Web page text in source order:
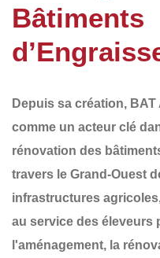
Bâtiments
Depuis sa création,
comme un acteur clé
rénovation des
travers le Grand-Ouest
infrastructures
au service des éleveurs
l'aménagement, la